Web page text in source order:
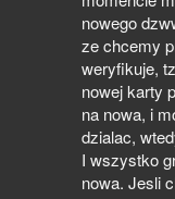
nowego
ze chcemy
weryfikuje,
nowej karty
na nowa, i
dzialac,
I wszystko
nowa. Jesli